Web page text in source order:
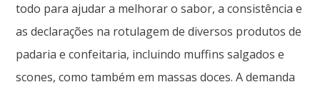
todo para ajudar a melhorar o sabor, a consistência e
as declarações na rotulagem de diversos produtos de
padaria e confeitaria, incluindo muffins salgados e
scones, como também em massas doces. A demanda